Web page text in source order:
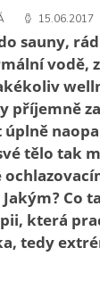
15.06.2017
sauny,
vodě,
příjemně
tělo tak
Co
která
tedy